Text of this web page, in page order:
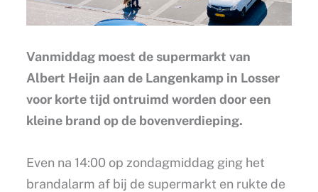
Vanmiddag moest de supermarkt van
Albert Heijn aan de Langenkamp in Losser
voor korte tijd ontruimd worden door een
kleine brand op de bovenverdieping.
Even na 14:00 op zondagmiddag ging het
brandalarm af bij de supermarkt en rukte de